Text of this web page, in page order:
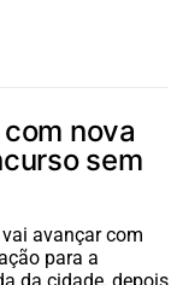
nova
sem
avançar com
para a